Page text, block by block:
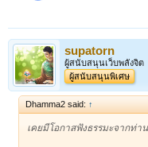
supatorn
ผู้สนับสนุนเว็บพลังจิต
ผู้สนับสนุนพิเศษ
Dhamma2 said: ↑
เคยมีโอกาสฟังธรรมะจากท่า